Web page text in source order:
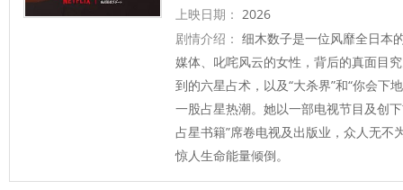
上映日期： 2026
剧情介绍： 细木数子是一位风靡全日本
媒体、叱咤风云的女性，背后的真面
到的六星占术，以及“大杀界”和“你会下
一股占星热潮。她以一部电视节目及创
占星书籍”席卷电视及出版业，众人无不
惊人生命能量倾倒。